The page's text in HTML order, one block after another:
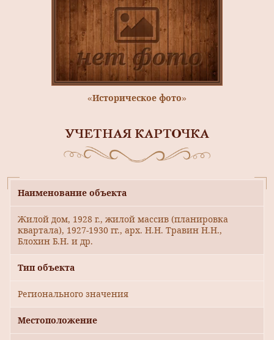
«Историческое фото»
УЧЕТНАЯ КАРТОЧКА
Наименование объекта
Жилой дом, 1928 г., жилой массив (планировка
квартала), 1927-1930 гг., арх. Н.Н. Травин Н.Н.,
Блохин Б.Н. и др.
Тип объекта
Регионального значения
Местоположение